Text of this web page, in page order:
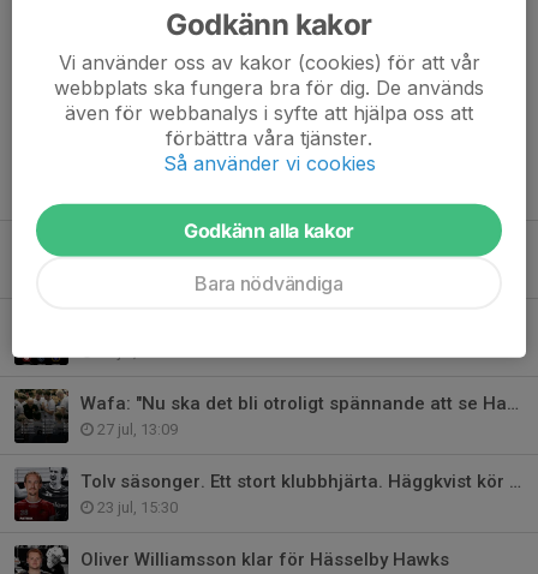
från AIK inför 2024/2025.
Dela nyhet
Wafa: "Nu ska det bli otroligt spännande att se Hawks 3.0"
27 jul, 13:09
Tolv säsonger. Ett stort klubbhjärta. Häggkvist kör vidare i Hawks.
23 jul, 15:30
Oliver Williamsson klar för Hässelby Hawks
Godkänn kakor
Vi använder oss av kakor (cookies) för att vår
webbplats ska fungera bra för dig. De används
även för webbanalys i syfte att hjälpa oss att
förbättra våra tjänster.
Så använder vi cookies
Godkänn alla kakor
Bara nödvändiga